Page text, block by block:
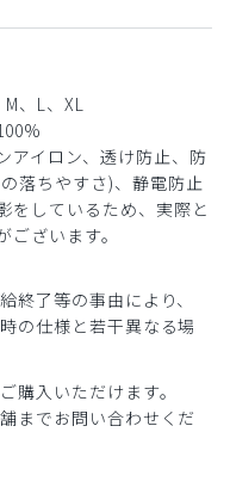
M、L、XL
アイロン、透け防止、防
落ちやすさ)、静電防止
をしているため、実際と
ございます。
終了等の事由により、
の仕様と若干異なる場
購入いただけます。
までお問い合わせくだ